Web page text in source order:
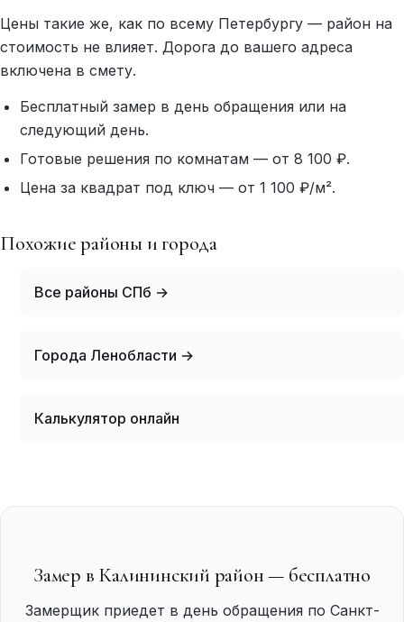
Цены такие же, как по всему Петербургу — район на
стоимость не влияет. Дорога до вашего адреса
включена в смету.
Бесплатный замер в день обращения или на
следующий день.
Готовые решения по комнатам — от 8 100 ₽.
Цена за квадрат под ключ — от 1 100 ₽/м².
Похожие районы и города
Все районы СПб →
Города Ленобласти →
Калькулятор онлайн
Замер в Калининский район — бесплатно
Замерщик приедет в день обращения по Санкт-